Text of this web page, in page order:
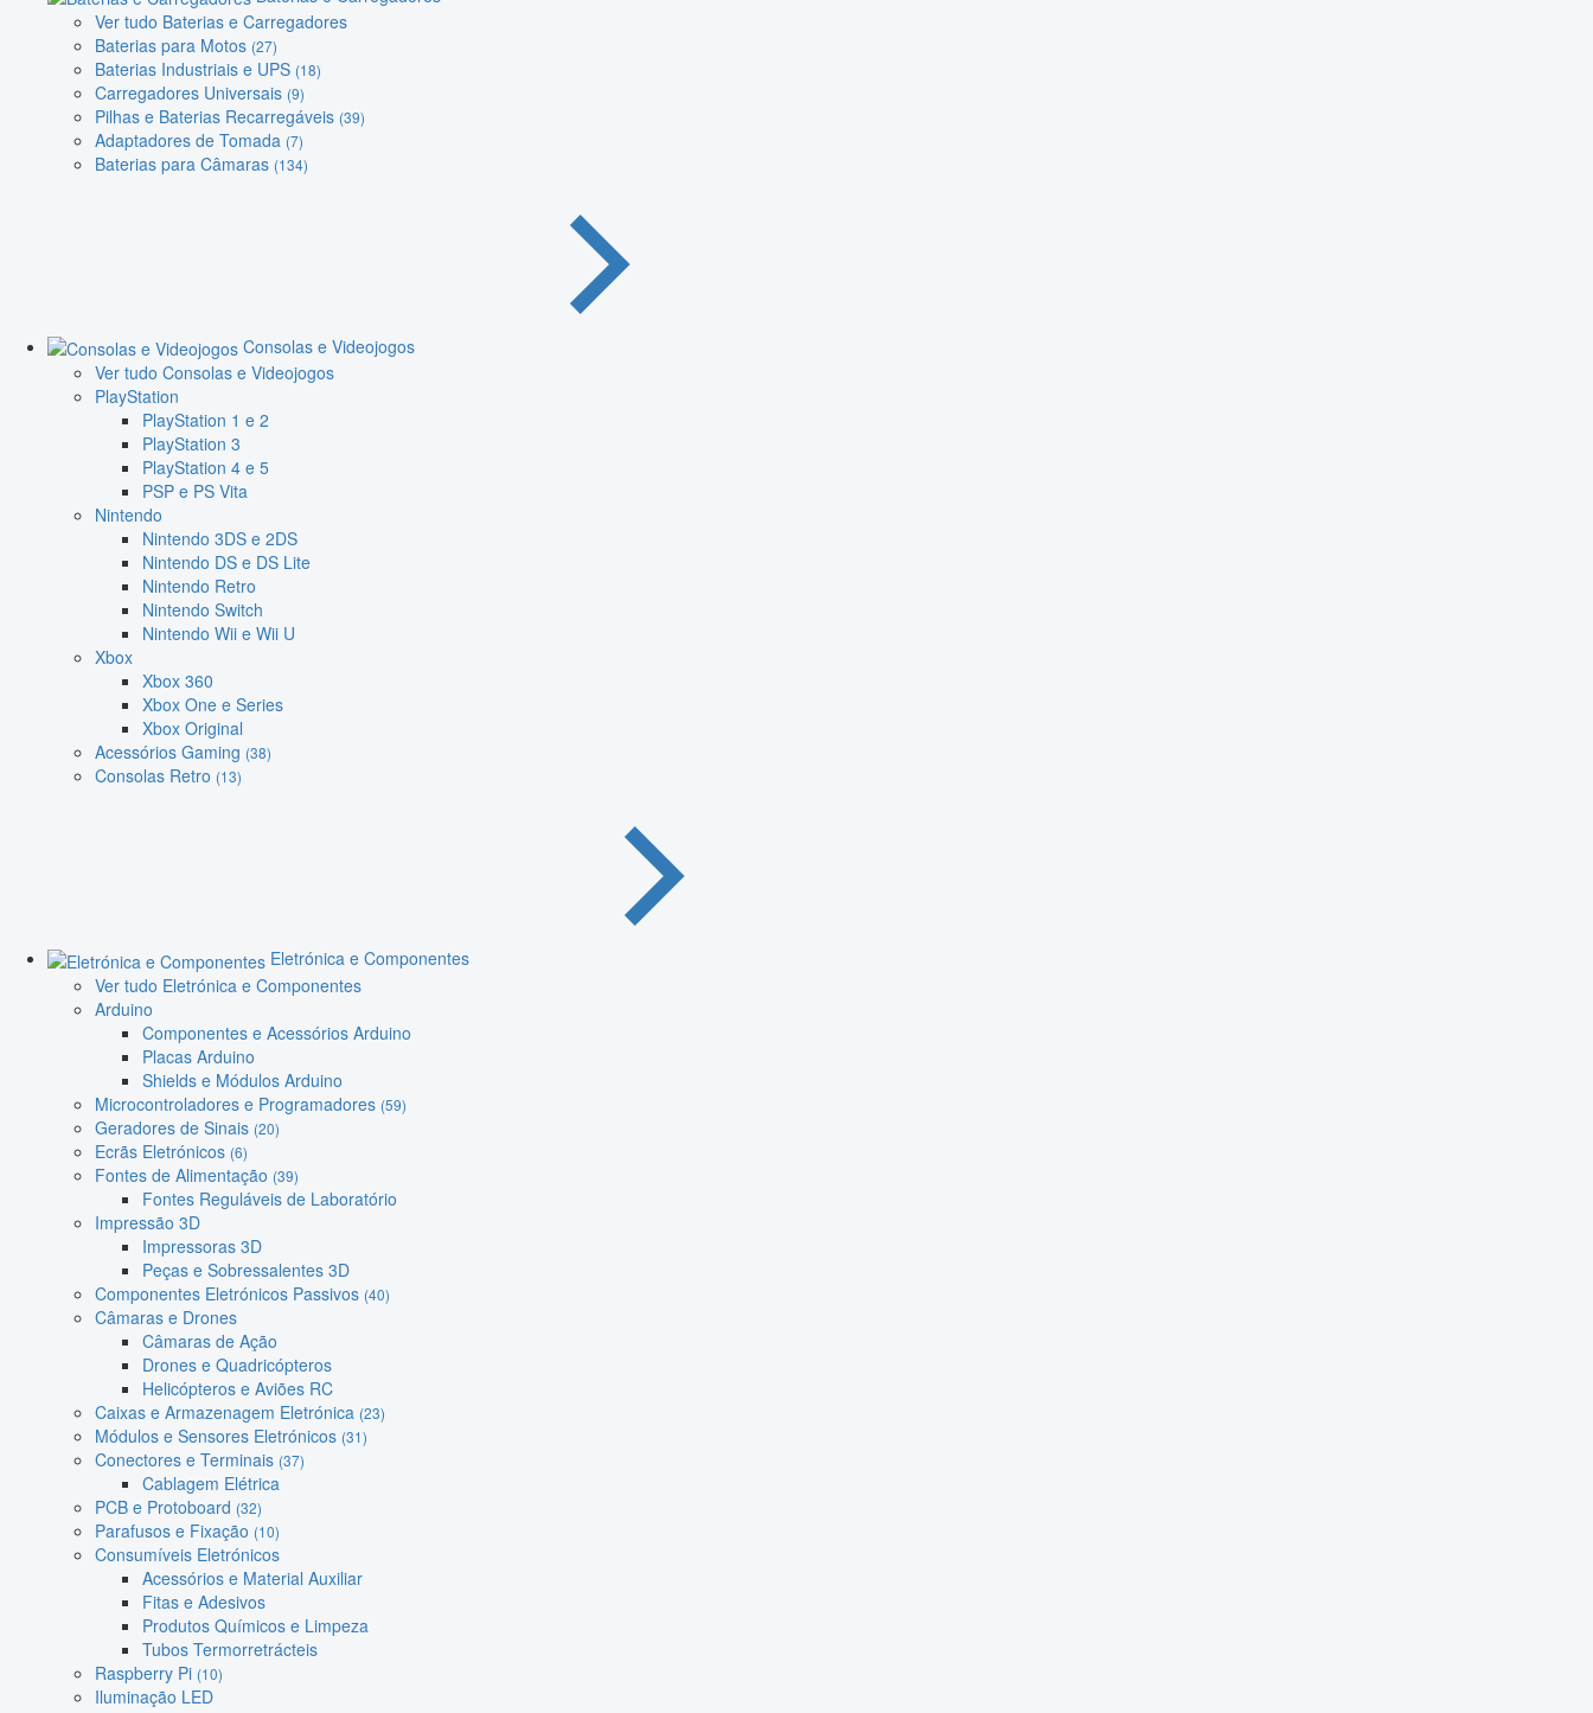
Ver tudo Baterias e Carregadores
Baterias para Motos (27)
Baterias Industriais e UPS (18)
Carregadores Universais (9)
Pilhas e Baterias Recarregáveis (39)
Adaptadores de Tomada (7)
Baterias para Câmaras (134)
Consolas e Videojogos
Ver tudo Consolas e Videojogos
PlayStation
PlayStation 1 e 2
PlayStation 3
PlayStation 4 e 5
PSP e PS Vita
Nintendo
Nintendo 3DS e 2DS
Nintendo DS e DS Lite
Nintendo Retro
Nintendo Switch
Nintendo Wii e Wii U
Xbox
Xbox 360
Xbox One e Series
Xbox Original
Acessórios Gaming (38)
Consolas Retro (13)
Eletrónica e Componentes
Ver tudo Eletrónica e Componentes
Arduino
Componentes e Acessórios Arduino
Placas Arduino
Shields e Módulos Arduino
Microcontroladores e Programadores (59)
Geradores de Sinais (20)
Ecrãs Eletrónicos (6)
Fontes de Alimentação (39)
Fontes Reguláveis de Laboratório
Impressão 3D
Impressoras 3D
Peças e Sobressalentes 3D
Componentes Eletrónicos Passivos (40)
Câmaras e Drones
Câmaras de Ação
Drones e Quadricópteros
Helicópteros e Aviões RC
Caixas e Armazenagem Eletrónica (23)
Módulos e Sensores Eletrónicos (31)
Conectores e Terminais (37)
Cablagem Elétrica
PCB e Protoboard (32)
Parafusos e Fixação (10)
Consumíveis Eletrónicos
Acessórios e Material Auxiliar
Fitas e Adesivos
Produtos Químicos e Limpeza
Tubos Termorretrácteis
Raspberry Pi (10)
Iluminação LED